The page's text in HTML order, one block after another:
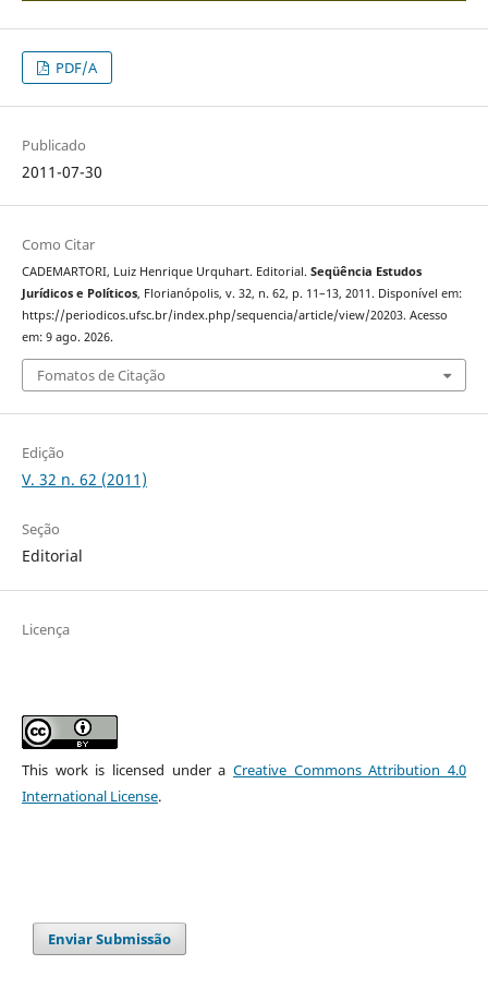
PDF/A
Publicado
2011-07-30
Como Citar
CADEMARTORI, Luiz Henrique Urquhart. Editorial. Seqüência Estudos
Jurídicos e Políticos, Florianópolis, v. 32, n. 62, p. 11–13, 2011. Disponível em:
https://periodicos.ufsc.br/index.php/sequencia/article/view/20203. Acesso
em: 9 ago. 2026.
Fomatos de Citação
Edição
V. 32 n. 62 (2011)
Seção
Editorial
Licença
This work is licensed under aCreative Commons Attribution 4.0
International License.
Enviar Submissão